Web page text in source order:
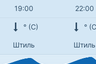
19:00 22:00
° (С) °
Штиль Штиль